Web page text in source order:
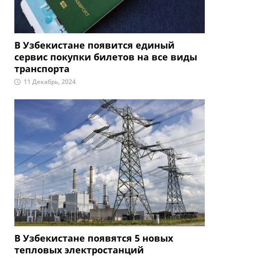
В Узбекистане появится единый
сервис покупки билетов на все виды
транспорта
11 Декабрь, 2024
В Узбекистане появятся 5 новых
тепловых электростанций